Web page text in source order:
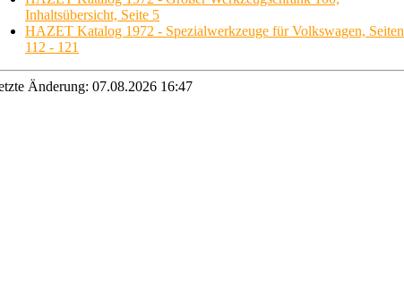
Inhaltsübersicht, Seite 5
HAZET Katalog 1972 - Spezialwerkzeuge für Volkswagen, Seiten
112 - 121
Änderung: 07.08.2026 16:47